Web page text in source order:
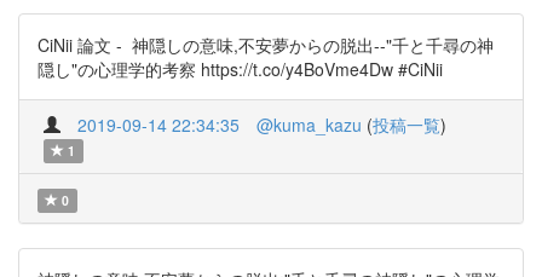
CiNii 論文 - 神隠しの意味,不安夢からの脱出--"千と千尋の神
隠し"の心理学的考察 https://t.co/y4BoVme4Dw #CiNii
2019-09-14 22:34:35 @kuma_kazu (投稿一覧)
1
0